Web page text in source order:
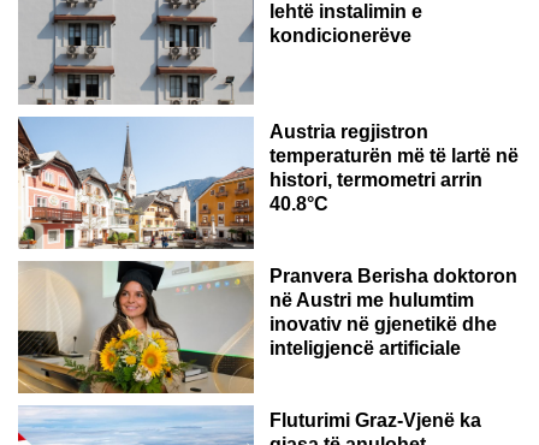
lehtë instalimin e
kondicionerëve
Austria regjistron
temperaturën më të lartë në
histori, termometri arrin
40.8°C
AUSTRI
Pranvera Berisha doktoron
në Austri me hulumtim
inovativ në gjenetikë dhe
inteligjencë artificiale
Fluturimi Graz-Vjenë ka